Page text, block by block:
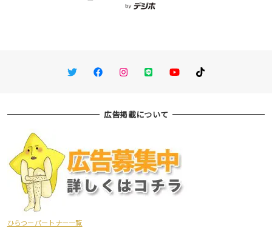
TwitterFacebookInstagram
LINE You TubeTikTok
広告掲載について
ひらつーパートナー一覧